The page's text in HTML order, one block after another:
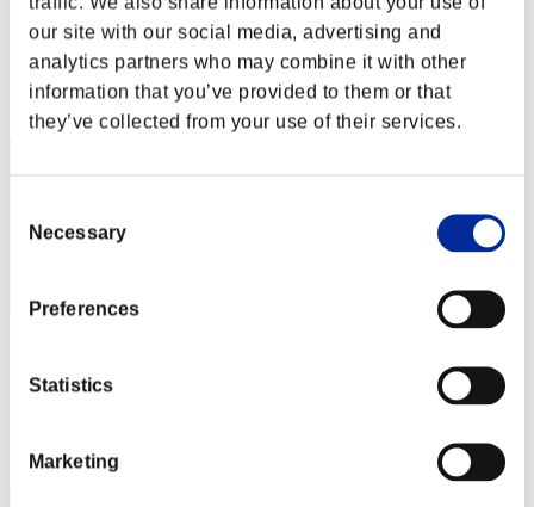
our site with our social media, advertising and
analytics partners who may combine it with other
information that you’ve provided to them or that
they’ve collected from your use of their services.
Selection
Necessary
Preferences
Statistics
Marketing
tkrothii
Puntos:Lv:85/12'20"83
Posición
Puntos:Lv:88/02'36"86
23